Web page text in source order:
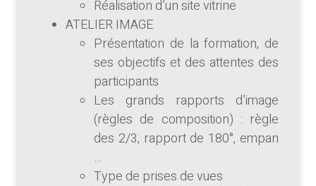
Réalisation d’un site vitrine
ATELIER IMAGE
Présentation de la formation, de
ses objectifs et des attentes des
participants
Les grands rapports d’image
(règles de composition) : règle
des 2/3, rapport de 180°, empan
…
Type de prises de vues